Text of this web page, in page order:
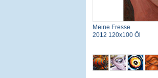
Meine Fresse
2012 120x100 Öl